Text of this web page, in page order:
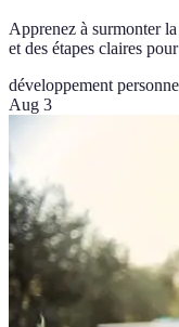
Apprenez à surmonter
et des étapes claires
développement
Aug 3